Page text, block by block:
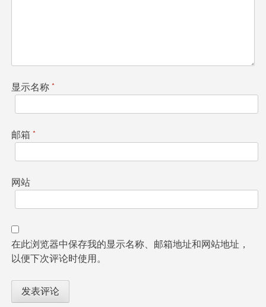
显示名称 *
邮箱 *
网站
在此浏览器中保存我的显示名称、邮箱地址和网站地址，
以便下次评论时使用。